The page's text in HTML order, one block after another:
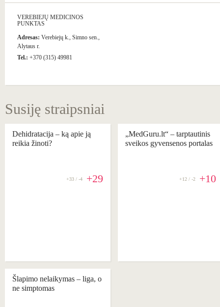
VEREBIEJŲ MEDICINOS
PUNKTAS
Adresas: Verebiejų k., Simno sen.,
Alytaus r.
Tel.: +370 (315) 49981
Susiję straipsniai
Dehidratacija – ką apie ją
reikia žinoti?
+33 / -4 +29
„MedGuru.lt“ – tarptautinis
sveikos gyvensenos portalas
+12 / -2 +10
Šlapimo nelaikymas ‒ liga, o
ne simptomas